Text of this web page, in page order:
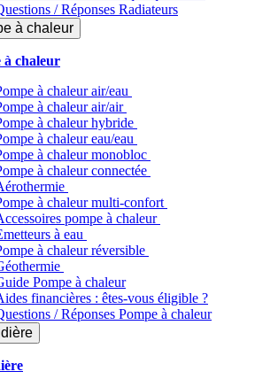
/ Réponses Radiateurs
à chaleur
à chaleur
à chaleur air/eau
à chaleur air/air
à chaleur hybride
à chaleur​ eau/eau
à chaleur monobloc
à chaleur connectée
à chaleur multi-confort
pompe à chaleur
à eau
à chaleur réversible
Pompe à chaleur
financières : êtes-vous éligible ?
/ Réponses Pompe à chaleur